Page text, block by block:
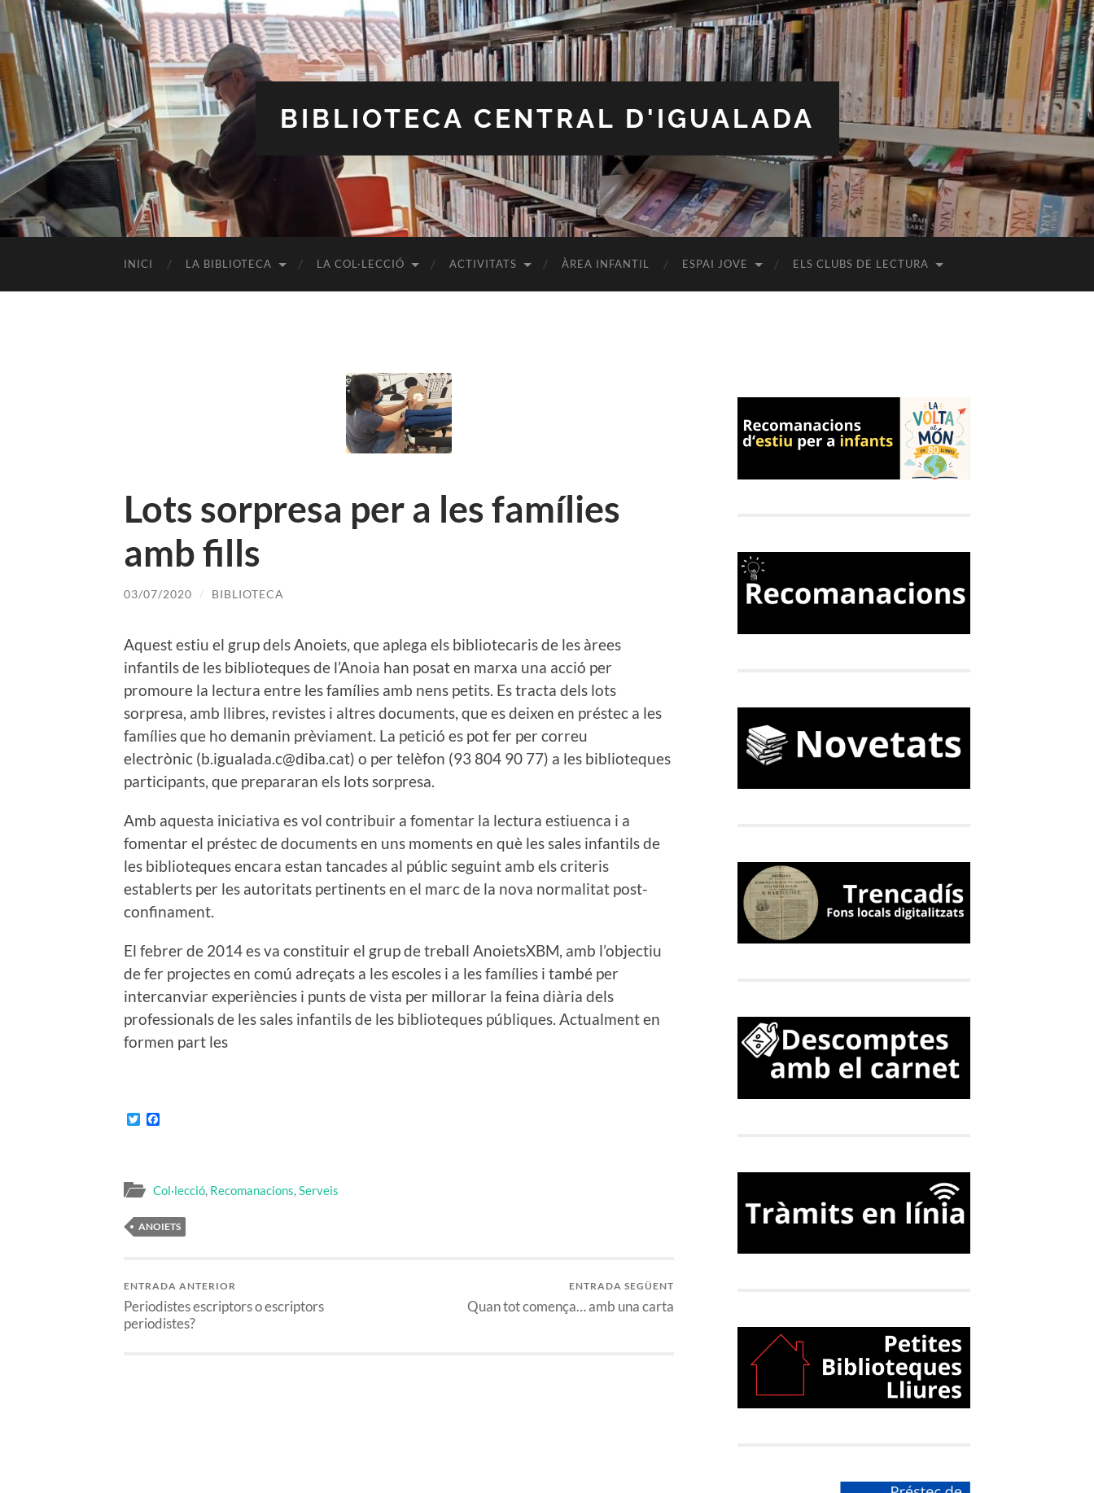
BIBLIOTECA CENTRAL D'IGUALADA
INICI LA BIBLIOTECA LA COL·LECCIÓ ACTIVITATS ÀREA INFANTIL ESPAI JOVE ELS CLUBS DE LECTURA
Lots sorpresa per a les famílies
amb fills
03/07/2020 / BIBLIOTECA
Aquest estiu el grup dels Anoiets, que aplega els bibliotecaris de les àrees
infantils de les biblioteques de l’Anoia han posat en marxa una acció per
promoure la lectura entre les famílies amb nens petits. Es tracta dels lots
sorpresa, amb llibres, revistes i altres documents, que es deixen en préstec a les
famílies que ho demanin prèviament. La petició es pot fer per correu
electrònic (b.igualada.c@diba.cat) o per telèfon (93 804 90 77) a les biblioteques
participants, que prepararan els lots sorpresa.
Amb aquesta iniciativa es vol contribuir a fomentar la lectura estiuenca i a
fomentar el préstec de documents en uns moments en què les sales infantils de
les biblioteques encara estan tancades al públic seguint amb els criteris
establerts per les autoritats pertinents en el marc de la nova normalitat post-
confinament.
El febrer de 2014 es va constituir el grup de treball AnoietsXBM, amb l’objectiu
de fer projectes en comú adreçats a les escoles i a les famílies i també per
intercanviar experiències i punts de vista per millorar la feina diària dels
professionals de les sales infantils de les biblioteques públiques. Actualment en
formen part les
Twitter
Col·lecció, Recomanacions,Serveis
ANOIETS
ENTRADA ANTERIOR
Periodistes escriptors o escriptors
periodistes?
ENTRADA SEGÜENT
Quan tot comença… amb una carta